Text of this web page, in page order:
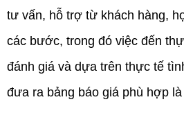
tư vấn, hỗ trợ từ khách hàng,
các bước, trong đó việc đến
đánh giá và dựa trên thực tế
đưa ra bảng báo giá phù hợp